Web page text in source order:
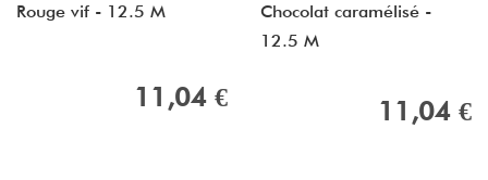
Rouge vif - 12.5 M
11,04 €
Chocolat caramélisé -
12.5 M
11,04 €